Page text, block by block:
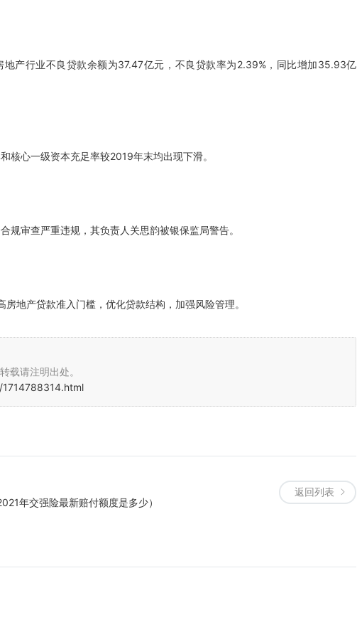
产行业不良贷款余额为37.47亿元，不良贷款率为2.39%，同比增加35.93亿
核心一级资本充足率较2019年末均出现下滑。
规审查严重违规，其负责人关思韵被银保监局警告。
地产贷款准入门槛，优化贷款结构，加强风险管理。
载请注明出处。
返回列表
年交强险最新赔付额度是多少）